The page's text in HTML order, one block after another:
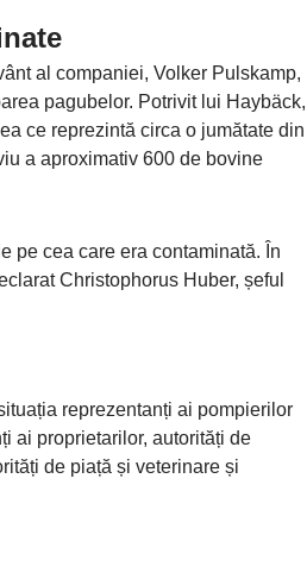
al companiei, Volker Pulskamp,
pagubelor. Potrivit lui Haybäck,
ce reprezintă circa o jumătate din
a aproximativ 600 de bovine
pe cea care era contaminată. În
Christophorus Huber, șeful
reprezentanți ai pompierilor
ai proprietarilor, autorități de
de piață și veterinare și